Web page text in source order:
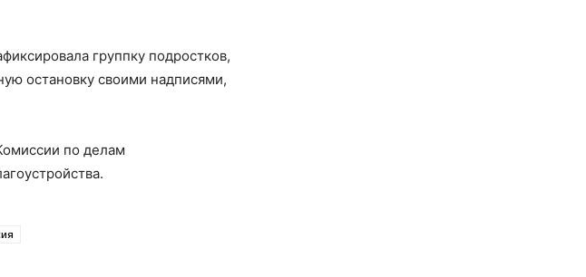
группку подростков,
остановку своими надписями,
по делам